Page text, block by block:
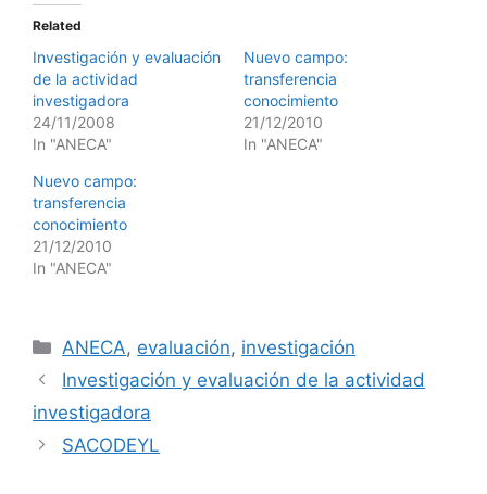
Related
Investigación y evaluación
de la actividad
investigadora
24/11/2008
In "ANECA"
Nuevo campo:
transferencia
conocimiento
21/12/2010
In "ANECA"
Nuevo campo:
transferencia
conocimiento
21/12/2010
In "ANECA"
Categories
ANECA, evaluación, investigación
Investigación y evaluación de la actividad
investigadora
SACODEYL